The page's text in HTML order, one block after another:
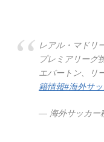
レアル・マドリ
プレミアリーグ
エバートン、リ
籍情報#海外サ
— 海外サッカー